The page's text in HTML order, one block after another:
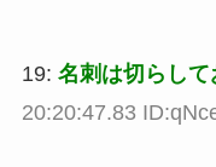
19: 名刺は切らして
20:20:47.83